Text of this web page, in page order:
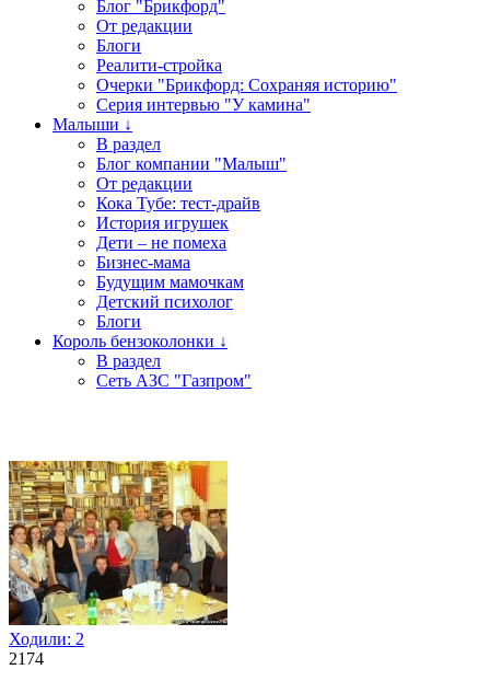
Блог "Брикфорд"
От редакции
Блоги
Реалити-стройка
Очерки "Брикфорд: Сохраняя историю"
Серия интервью "У камина"
Малыши ↓
В раздел
Блог компании "Малыш"
От редакции
Кока Тубе: тест-драйв
История игрушек
Дети – не помеха
Бизнес-мама
Будущим мамочкам
Детский психолог
Блоги
Король бензоколонки ↓
В раздел
Сеть АЗС "Газпром"
Ходили: 2
2174